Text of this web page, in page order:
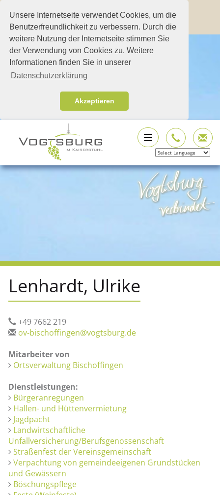
Unsere Internetseite verwendet Cookies, um die
Benutzerfreundlichkeit zu verbessern. Durch die
weitere Nutzung der Internetseite stimmen Sie
der Verwendung von Cookies zu. Weitere
Informationen finden Sie in unserer
Datenschutzerklärung
Akzeptieren
Lenhardt, Ulrike
+49 7662 219
ov-bischoffingen@vogtsburg.de
Mitarbeiter von
Ortsverwaltung Bischoffingen
Dienstleistungen:
Bürgeranregungen
Hallen- und Hüttenvermietung
Jagdpacht
Landwirtschaftliche
Unfallversicherung/Berufsgenossenschaft
Straßenfest der Vereinsgemeinschaft
Verpachtung von gemeindeeigenen Grundstücken
und Gewässern
Böschungspflege